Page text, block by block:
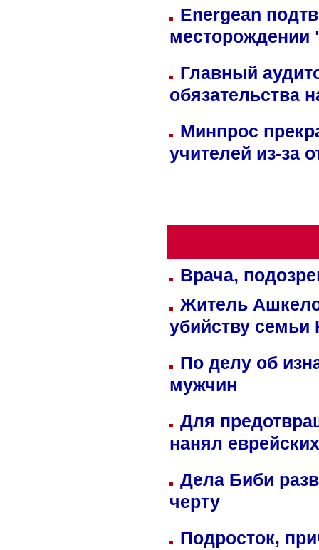
Energean
Главный
обязательства
Минпрос
учителей из-за
Врача,
Житель
убийству семьи
По делу об
мужчин
Для
нанял
Дела Биби
черту
Подросток,